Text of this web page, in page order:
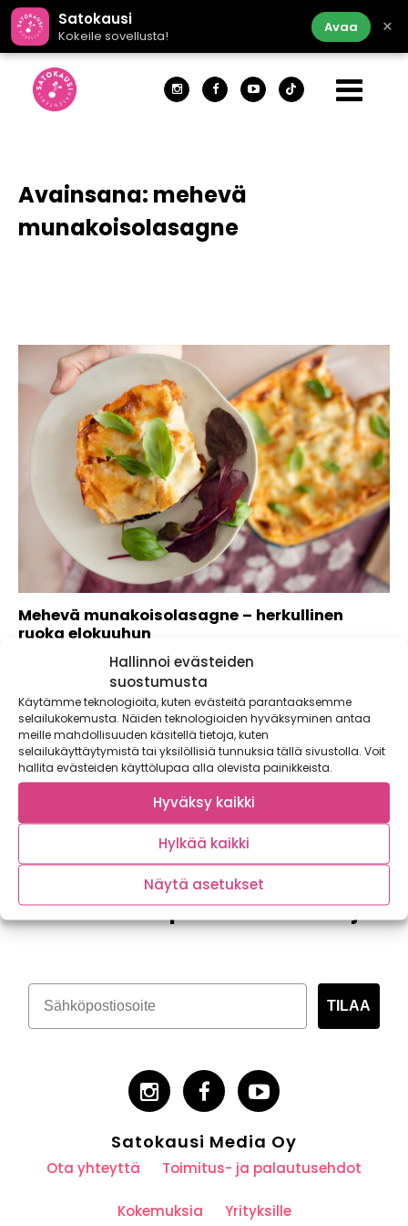
Hallinnoi evästeiden
suostumusta
Käytämme teknologioita, kuten evästeitä parantaaksemme
selailukokemusta. Näiden teknologioiden hyväksyminen antaa
meille mahdollisuuden käsitellä tietoja, kuten
selailukäyttäytymistä tai yksilöllisiä tunnuksia tällä sivustolla. Voit
hallita evästeiden käyttölupaa alla olevista painikkeista.
Hyväksy kaikki
Hylkää kaikki
Näytä asetukset
Satokausi
Kokeile sovellusta!
Avaa ×
Avainsana: mehevä
munakoisolasagne
Mehevä munakoisolasagne – herkullinen
ruoka elokuuhun
Muheva munakoiso ilahduttaa monipuolisuudellaan –
kokkaile herkullista munakoisolasagnea. Nauti mehevä
munakoisolasagne raikkaan vihersalaatin kanssa....
Tilaa kasvispitoinen uutiskirje
TILAA
Satokausi Media Oy
Ota yhteyttä Toimitus- ja palautusehdot
Kokemuksia Yrityksille